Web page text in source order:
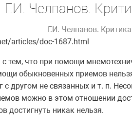
Г.И. Челпанов.
Г.И. Челпанов.
articles/doc-1687.html
с тем, что при помощи
обыкновенных приемов
с другом не связанных и т. п.
можно в этом отношении
достигнуть никак нельзя.